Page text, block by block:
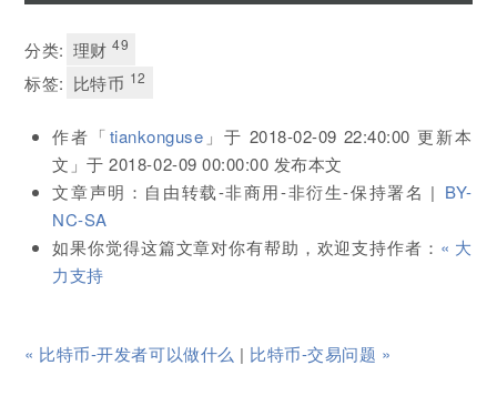
分类: 理财49
标签: 比特币 12
作者「tiankonguse 」于 2018-02-09 22:40:00 更新本
文」于2018-02-09 00:00:00 发布本文
文章声明：自由转载-非商用-非衍生-保持署名 | BY-
NC-SA
如果你觉得这篇文章对你有帮助，欢迎支持作者： « 大
力支持
« 比特币-开发者可以做什么 | 比特币-交易问题 »